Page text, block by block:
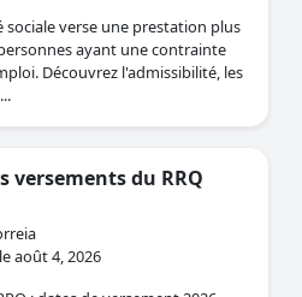
sociale verse une prestation plus
ayant une contrainte
Découvrez l'admissibilité, les
versements du RRQ
août 4, 2026